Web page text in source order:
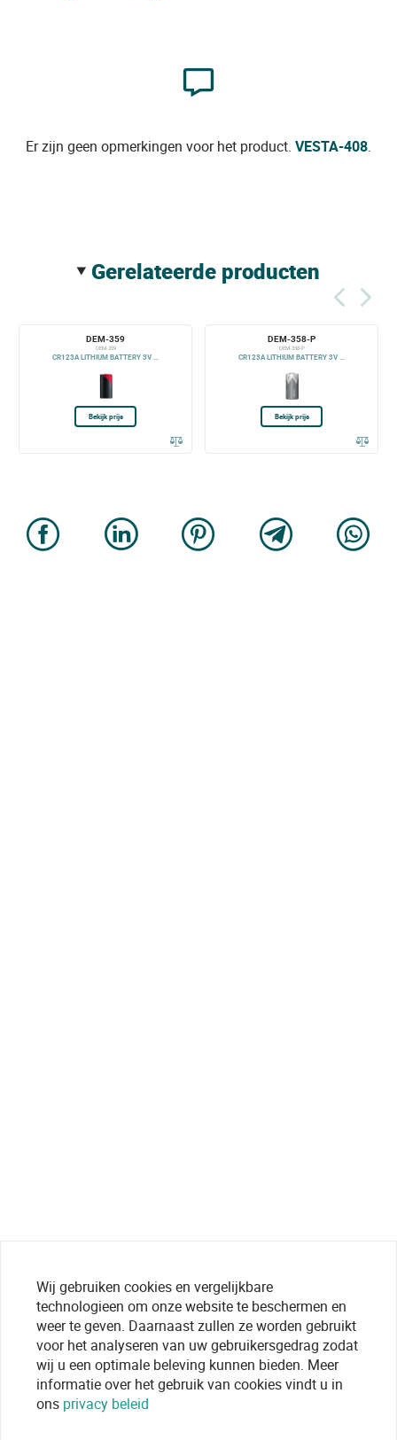
Er zijn geen opmerkingen voor het product. VESTA-408.
gerelateerde producten
DEM-359
DEM-359
CR123A LITHIUM BATTERY 3V ...
Bekijk prijs
DEM-358-P
DEM-358-P
CR123A LITHIUM BATTERY 3V ...
Bekijk prijs
Wij gebruiken cookies en vergelijkbare
technologieen om onze website te beschermen en
weer te geven. Daarnaast zullen ze worden gebruikt
voor het analyseren van uw gebruikersgedrag zodat
wij u een optimale beleving kunnen bieden. Meer
informatie over het gebruik van cookies vindt u in
ons privacy beleid